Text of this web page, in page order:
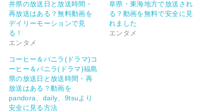
井県の放送日と放送時間・
再放送はある？無料動画を
デイリーモーションで見
る！
エンタメ
阜県・東海地方で放送され
る？動画を無料で安全に見
れました
エンタメ
コーヒー＆バニラ(ドラマ)コ
ーヒー＆バニラ(ドラマ)福島
県の放送日と放送時間・再
放送はある？動画を
pandora、daily、9tsuより
安全に見る方法